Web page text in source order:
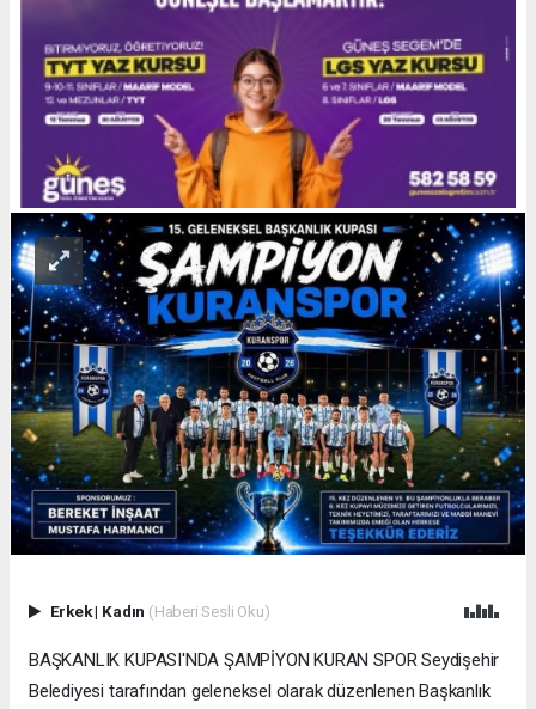
Erkek| Kadın (Haberi Sesli Oku)
BAŞKANLIK KUPASI'NDA ŞAMPİYON KURAN SPOR Seydişehir
Belediyesi tarafından geleneksel olarak düzenlenen Başkanlık